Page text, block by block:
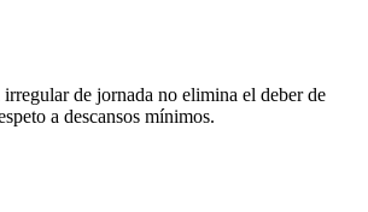
de jornada no elimina el deber de
a descansos mínimos.